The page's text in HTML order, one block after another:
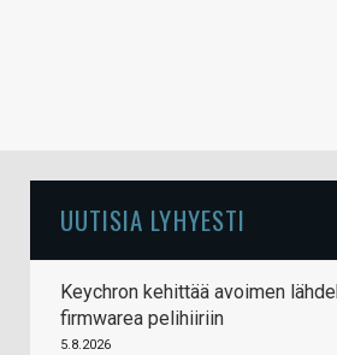
UUTISIA LYHYESTI
Keychron kehittää avoimen
firmwarea pelihiiriin
5.8.2026